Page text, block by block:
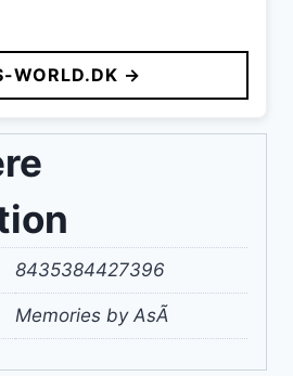
WORLD.DK →
8435384427396
Memories by AsÃ­